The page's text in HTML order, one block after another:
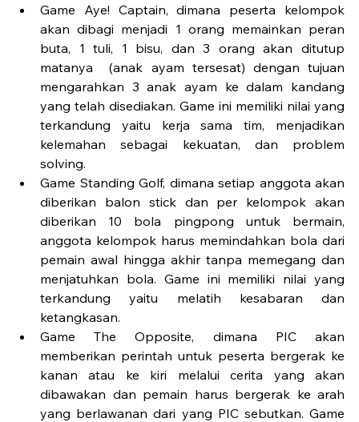
Game Aye! Captain, dimana peserta kelompok
akan dibagi menjadi 1 orang memainkan peran
buta, 1 tuli, 1 bisu, dan 3 orang akan ditutup
matanya  (anak ayam tersesat) dengan tujuan
mengarahkan 3 anak ayam ke dalam kandang
yang telah disediakan. Game ini memiliki nilai yang
terkandung yaitu kerja sama tim, menjadikan
kelemahan sebagai kekuatan, dan problem
solving.
Game Standing Golf, dimana setiap anggota akan
diberikan balon stick dan per kelompok akan
diberikan 10 bola pingpong untuk bermain,
anggota kelompok harus memindahkan bola dari
pemain awal hingga akhir tanpa memegang dan
menjatuhkan bola. Game ini memiliki nilai yang
terkandung yaitu melatih kesabaran dan
ketangkasan.
Game The Opposite, dimana PIC akan
memberikan perintah untuk peserta bergerak ke
kanan atau ke kiri melalui cerita yang akan
dibawakan dan pemain harus bergerak ke arah
yang berlawanan dari yang PIC sebutkan. Game